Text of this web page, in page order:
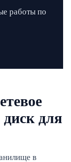
работы по
для
в